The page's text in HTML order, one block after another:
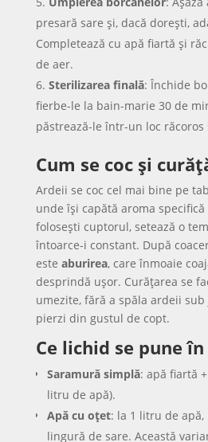
presară sare și, dacă dorești,
Completează cu apă fiartă și
de aer.
Sterilizarea finală: Închide
fierbe-le la bain-marie 30 de
păstrează-le într-un loc
Cum se coc și
Ardeii se coc cel mai bine pe
unde își capătă aroma specifică
folosești cuptorul, setează o
întoarce-i constant. După
este aburirea, care înmoaie
desprindă ușor. Curățarea se
umezite, fără a spăla ardeii
pierzi din gustul de copt.
Ce lichid se pune
Saramură simplă: apă fiartă
litru de apă).
Apă cu oțet: la 1 litru de apă,
lingură de sare. Această